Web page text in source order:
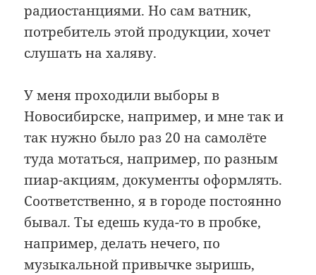
радиостанциями. Но сам ватник,
потребитель этой продукции, хочет
слушать на халяву.
У меня проходили выборы в
Новосибирске, например, и мне так и
так нужно было раз 20 на самолёте
туда мотаться, например, по разным
пиар-акциям, документы оформлять.
Соответственно, я в городе постоянно
бывал. Ты едешь куда-то в пробке,
например, делать нечего, по
музыкальной привычке зыришь,